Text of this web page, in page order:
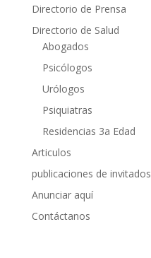
Directorio de Prensa
Directorio de Salud
Abogados
Psicólogos
Urólogos
Psiquiatras
Residencias 3a Edad
Articulos
publicaciones de invitados
Anunciar aquí
Contáctanos